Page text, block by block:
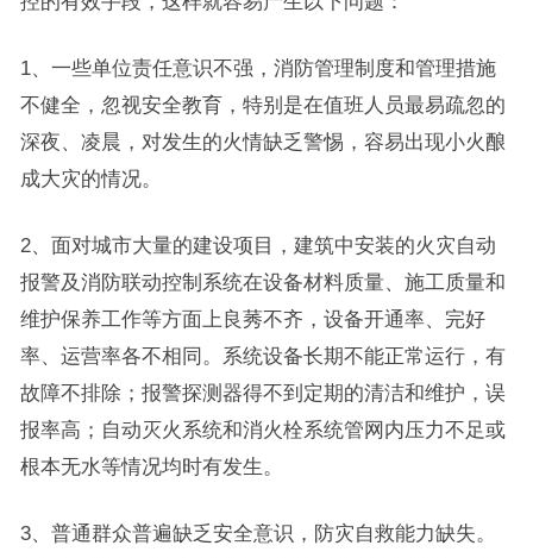
1、一些单位责任意识不强，消防管理制度和管理措施
不健全，忽视安全教育，特别是在值班人员最易疏忽的
深夜、凌晨，对发生的火情缺乏警惕，容易出现小火酿
成大灾的情况。
2、面对城市大量的建设项目，建筑中安装的火灾自动
报警及消防联动控制系统在设备材料质量、施工质量和
维护保养工作等方面上良莠不齐，设备开通率、完好
率、运营率各不相同。系统设备长期不能正常运行，有
故障不排除；报警探测器得不到定期的清洁和维护，误
报率高；自动灭火系统和消火栓系统管网内压力不足或
根本无水等情况均时有发生。
3、普通群众普遍缺乏安全意识，防灾自救能力缺失。